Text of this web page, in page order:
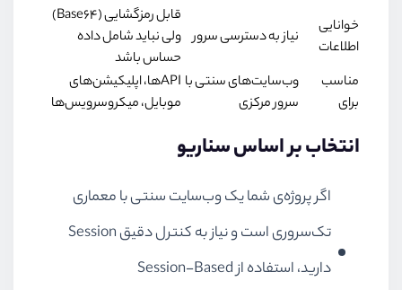
خوانایی
اطلاعات
نیاز به دسترسی سرور
قابل رمزگشایی (Base64)
ولی نباید شامل داده
حساس باشد
مناسب
برای
وب‌سایت‌های سنتی با
سرور مرکزی
APIها، اپلیکیشن‌های
موبایل، میکروسرویس‌ها
انتخاب بر اساس سناریو
اگر پروژه‌ی شما یک وب‌سایت سنتی با معماری
تک‌سروری است و نیاز به کنترل دقیق Session
دارید، استفاده از Session-Based